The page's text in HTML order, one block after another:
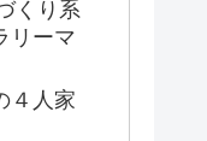
くり系
リーマ
４人家